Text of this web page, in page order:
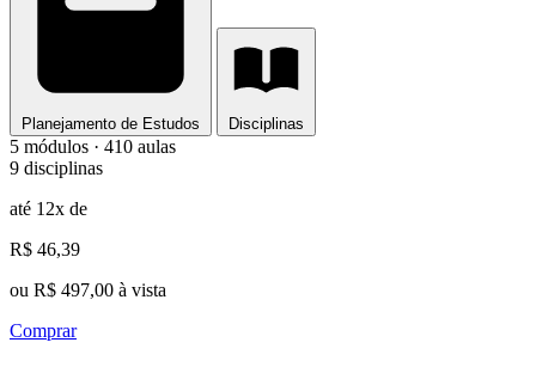
Planejamento de Estudos Disciplinas
5 módulos · 410 aulas
9 disciplinas
até 12x de
R$ 46,39
ou R$ 497,00 à vista
Comprar